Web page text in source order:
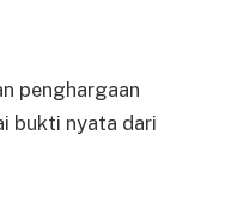
penghargaan
bukti nyata dari